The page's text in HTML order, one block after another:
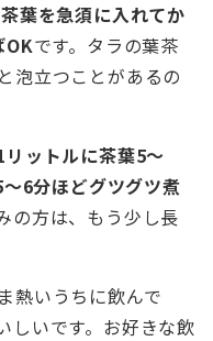
葉を急須に入れてか
OKです。タラの葉茶
泡立つことがあるの
リットルに茶葉5～
6分ほどグツグツ煮
の方は、もう少し長
熱いうちに飲んで
しいです。お好きな飲